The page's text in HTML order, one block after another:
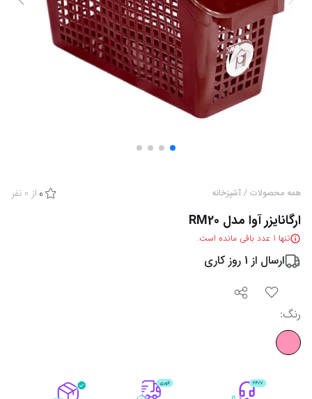
همه محصولات / آشپزخانه 0 از 0 نفر
ارگانایزر آوا مدل RM20
تنها 1 عدد باقی مانده است.
ارسال از 1 روز کاری
رنگ: